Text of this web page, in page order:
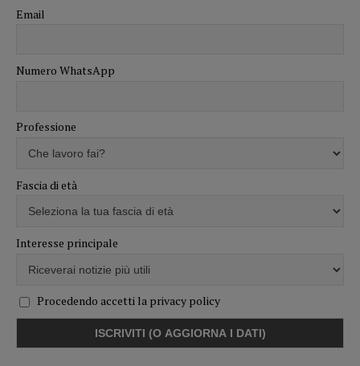
Email
Numero WhatsApp
Professione
Fascia di età
Interesse principale
Procedendo accetti la privacy policy